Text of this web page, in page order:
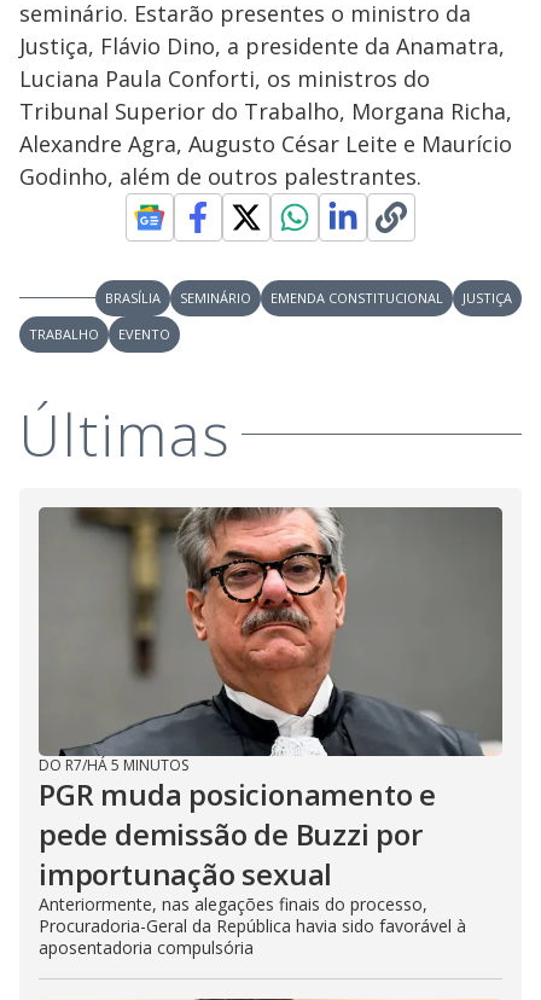
seminário. Estarão presentes o ministro da
Justiça, Flávio Dino, a presidente da Anamatra,
Luciana Paula Conforti, os ministros do
Tribunal Superior do Trabalho, Morgana Richa,
Alexandre Agra, Augusto César Leite e Maurício
Godinho, além de outros palestrantes.
BRASÍLIA SEMINÁRIO EMENDA CONSTITUCIONAL
JUSTIÇA
TRABALHO
EVENTO
Últimas
DO R7/HÁ 5 MINUTOS
PGR muda posicionamento e
pede demissão de Buzzi por
importunação sexual
Anteriormente, nas alegações finais do processo,
Procuradoria-Geral da República havia sido favorável à
aposentadoria compulsória